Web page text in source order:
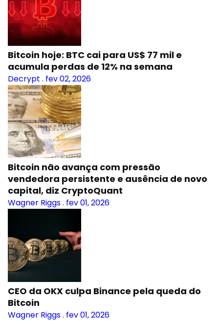
Bitcoin hoje: BTC cai para US$ 77 mil e
acumula perdas de 12% na semana
Decrypt . fev 02, 2026
Bitcoin não avança com pressão
vendedora persistente e ausência de novo
capital, diz CryptoQuant
Wagner Riggs. fev 01, 2026
CEO da OKX culpa Binance pela queda do
Bitcoin
Wagner Riggs. fev 01, 2026